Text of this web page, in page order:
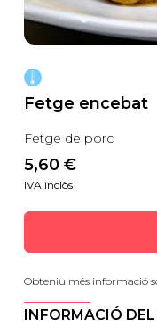
Fetge encebat
Fetge de porc
5,60 €
IVA inclòs
Obteniu més informació
INFORMACIÓ